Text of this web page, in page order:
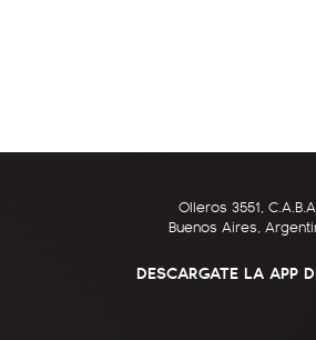
Olleros 3551, C.A.B.A.
Buenos Aires,
DESCARGATE LA APP